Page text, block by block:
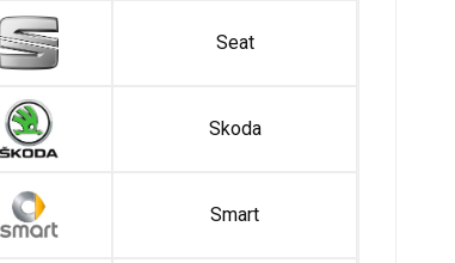
Seat
Skoda
Smart